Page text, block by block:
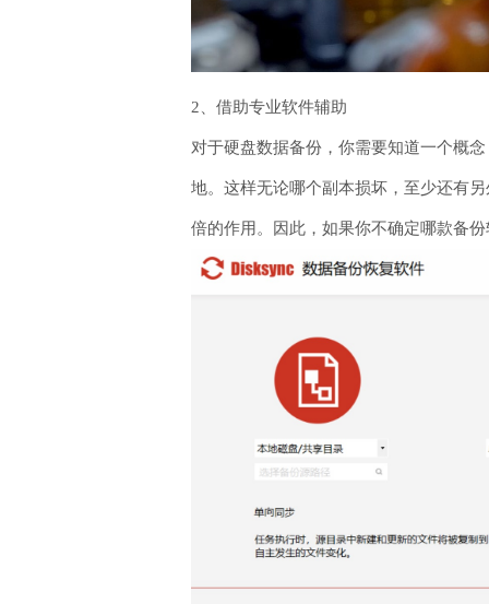
2、借助专业软件辅助
对于硬盘数据备份，你需要知道一个概
地。这样无论哪个副本损坏，至少还有
倍的作用。因此，如果你不确定哪款备